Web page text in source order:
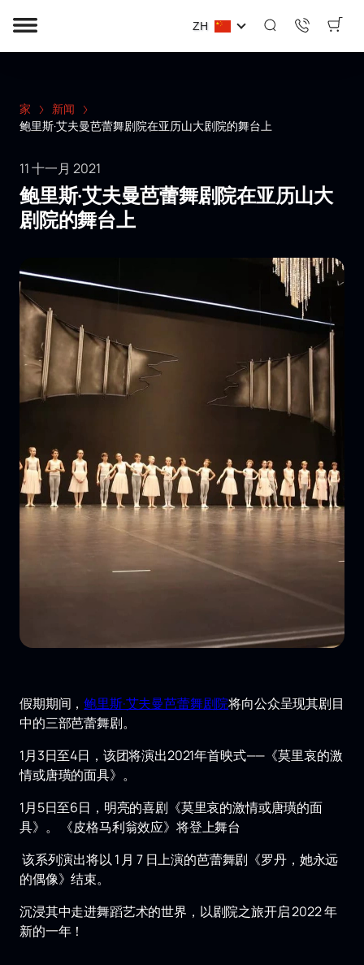
ZH
家
新闻
鲍里斯·艾夫曼芭蕾舞剧院在亚历山大剧院的舞台上
11 十一月 2021
鲍里斯·艾夫曼芭蕾舞剧院在亚历山大
剧院的舞台上
假期期间，鲍里斯·艾夫曼芭蕾舞剧院将向公众呈现其剧目
中的三部芭蕾舞剧。
1月3日至4日，该团将演出2021年首映式——《莫里哀的激
情或唐璜的面具》。
1月5日至6日，明亮的喜剧《莫里哀的激情或唐璜的面
具》。 《皮格马利翁效应》将登上舞台
该系列演出将以 1 月 7 日上演的芭蕾舞剧《罗丹，她永远
的偶像》结束。
沉浸其中走进舞蹈艺术的世界，以剧院之旅开启 2022 年
新的一年！